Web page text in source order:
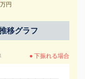
万円
移グラフ
● 下振れる場合